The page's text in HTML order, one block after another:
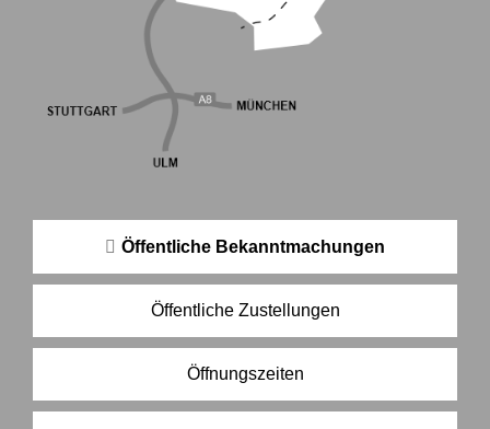
Öffentliche Bekanntmachungen
Öffentliche Zustellungen
Öffnungszeiten